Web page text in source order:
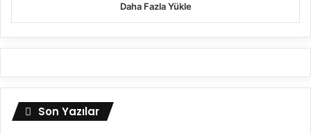
e
k
i
Daha Fazla Yükle
Son Yazılar